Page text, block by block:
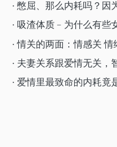
· 憋屈、那么内耗吗？因
· 吸渣体质﹣为什么有些
· 情关的两面：情感关 情
· 夫妻关系跟爱情无关，
· 爱情里最致命的内耗竟